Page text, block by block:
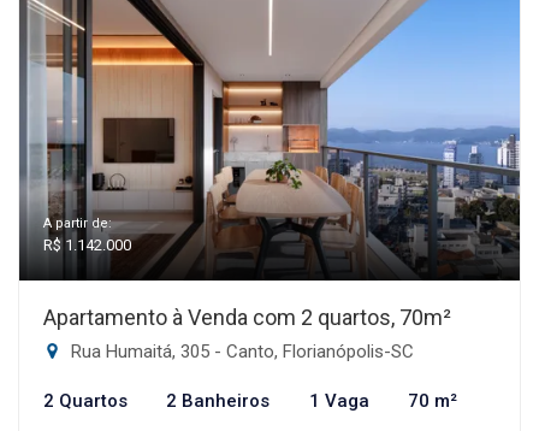
A partir de:
R$ 1.142.000
Apartamento à Venda com 2 quartos, 70m²
Rua Humaitá, 305 - Canto, Florianópolis-SC
2 Quartos 2 Banheiros 1 Vaga 70 m²